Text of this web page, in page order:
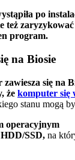
po
też
program.
na Biosie
się na
że komputer się
stanu mogą
operacyjnym
SSD, na